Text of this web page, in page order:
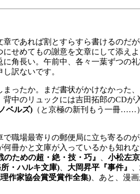
であれば割とすらすら書けるのだ
せめてもの謝意を文章にして添え
角長い。午前中、各々一葉ずつの
訳ないです。
ったか。まだ書状がかけなかった
中のリュックには吉田拓郎のCD
ベルズ) （と京極の新刊もう一冊
職場最寄りの郵便局に立ち寄るの
冊かと文庫が入っているかも知れ
ための超・絶・技・巧』 小松左
・ハルキ文庫) 大岡昇平『事件』
作家協会賞受賞作全集) 、あと、漫